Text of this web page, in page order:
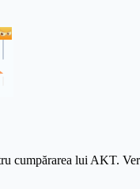
cumpărarea lui AKT.